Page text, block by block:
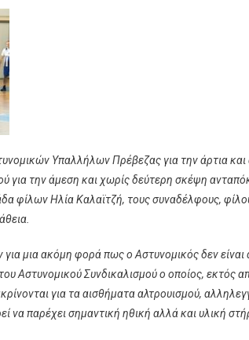
Υπαλλήλων Πρέβεζας για την άρτια
για την άμεση και χωρίς δεύτερη σκέψη
φίλων Ηλία Καλαϊτζή, τους συναδέλφους,
μια ακόμη φορά πως ο Αστυνομικός δεν
Αστυνομικού Συνδικαλισμού ο οποίος, εκτός
για τα αισθήματα αλτρουισμού,
να παρέχει σημαντική ηθική αλλά και υλική